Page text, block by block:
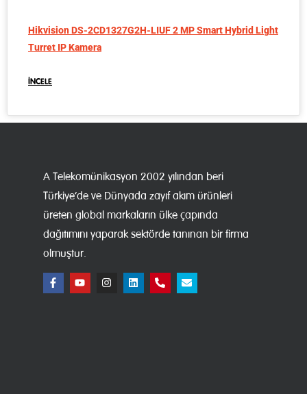
Hikvision DS-2CD1327G2H-LIUF 2 MP Smart Hybrid Light
Turret IP Kamera
İNCELE
A Telekomünikasyon 2002 yılından beri
Türkiye’de ve Dünyada zayıf akım ürünleri
üreten global markaların ülke çapında
dağıtımını yaparak sektörde tanınan bir firma
olmuştur.